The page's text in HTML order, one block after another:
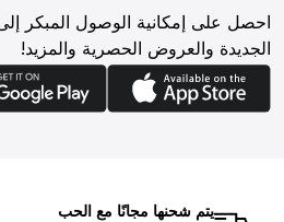
احصل على إمكانية الوصول المبكر
الجديدة والعروض الحصرية والمزيد!
يتم شحنها مجانًا مع الحب